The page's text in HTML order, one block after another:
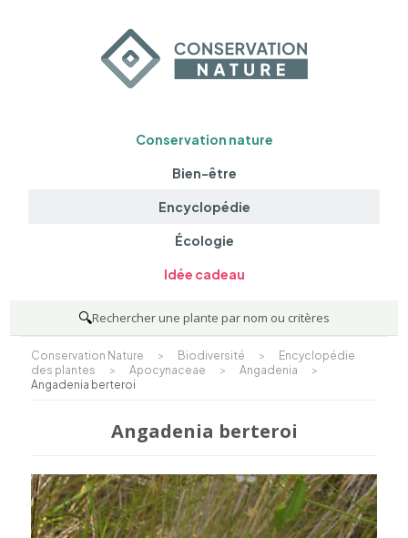
Conservation nature
Bien-être
Encyclopédie
Écologie
Idée cadeau
🔍Rechercher une plante par nom ou critères
Conservation Nature > Biodiversité >
Encyclopédie
des plantes
> Apocynaceae > Angadenia
>
Angadenia berteroi
Angadenia berteroi